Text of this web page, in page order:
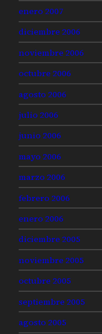
enero 2007
diciembre 2006
noviembre 2006
octubre 2006
agosto 2006
julio 2006
junio 2006
mayo 2006
marzo 2006
febrero 2006
enero 2006
diciembre 2005
noviembre 2005
octubre 2005
septiembre 2005
agosto 2005